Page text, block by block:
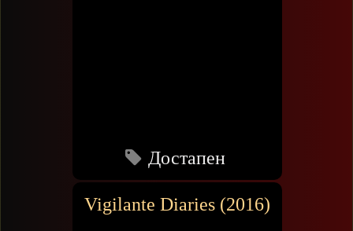
Достапен
Vigilante Diaries (2016)